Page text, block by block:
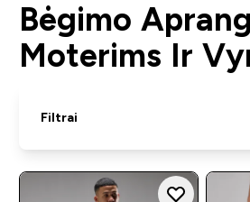
Bėgimo
Moterims Ir
Filtrai